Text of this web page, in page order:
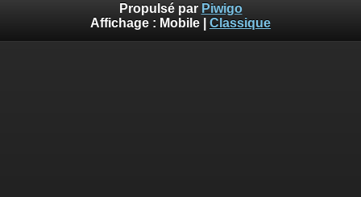
Propulsé par Piwigo
Affichage : Mobile Classique